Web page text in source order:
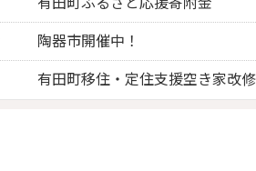
陶器市開催中！
有田町移住・定住支援空き家改